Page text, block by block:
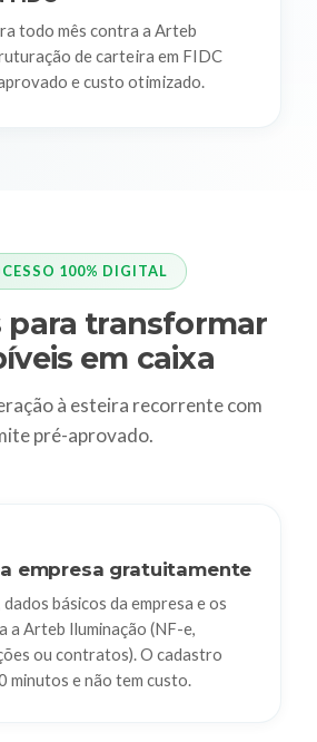
todo mês contra a Arteb
de carteira em FIDC
e custo otimizado.
100% DIGITAL
para transformar
em caixa
à esteira recorrente com
pré-aprovado.
empresa gratuitamente
básicos da empresa e os
a Arteb Iluminação (NF-e,
ou contratos). O cadastro
minutos e não tem custo.